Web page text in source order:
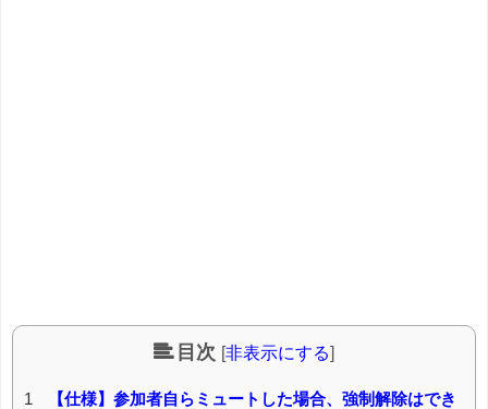
目次 [非表示にする]
1
【仕様】参加者自らミュートした場合、強制解除はでき